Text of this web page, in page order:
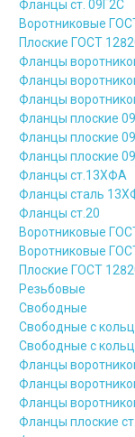
Фланцы ст. 09Г2С
Воротниковые
Плоские ГОСТ
Фланцы
Фланцы
Фланцы
Фланцы плоские
Фланцы плоские
Фланцы плоские
Фланцы ст.13ХФА
Фланцы сталь
Фланцы ст.20
Воротниковые
Воротниковые
Плоские ГОСТ
Резьбовые
Свободные
Свободные с
Свободные с
Фланцы
Фланцы
Фланцы
Фланцы плоские